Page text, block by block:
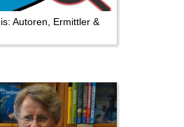
Autoren, Ermittler &